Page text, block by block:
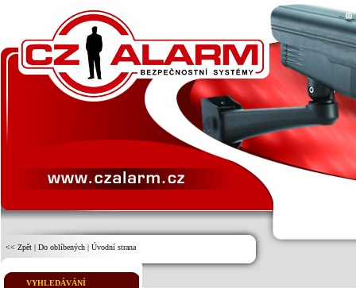
<< Zpět | Do oblíbených | Úvodní strana
VYHLEDÁVÁNÍ